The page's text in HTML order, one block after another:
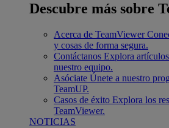
Descubre más sobre
Acerca de TeamViewer
y cosas de forma segura.
Contáctanos Explora
nuestro equipo.
Asóciate Únete a nuestro
TeamUP.
Casos de éxito Explora los
TeamViewer.
NOTICIAS